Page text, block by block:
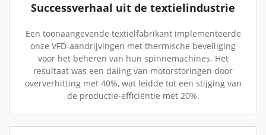
Successverhaal uit de textielindustrie
Een toonaangevende textielfabrikant implementeerde
onze VFD-aandrijvingen met thermische beveiliging
voor het beheren van hun spinnemachines. Het
resultaat was een daling van motorstoringen door
oververhitting met 40%, wat leidde tot een stijging van
de productie-efficiëntie met 20%.